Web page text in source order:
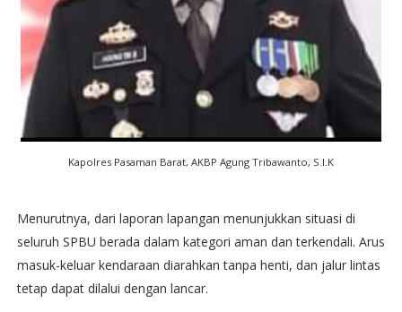
Kapolres Pasaman Barat, AKBP Agung Tribawanto, S.I.K
Menurutnya, dari laporan lapangan menunjukkan situasi di
seluruh SPBU berada dalam kategori aman dan terkendali. Arus
masuk-keluar kendaraan diarahkan tanpa henti, dan jalur lintas
tetap dapat dilalui dengan lancar.